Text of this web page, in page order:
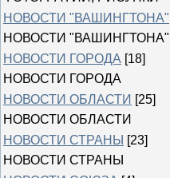
НОВОСТИ "ВАШИНГТОНА"
НОВОСТИ "ВАШИНГТОНА"
НОВОСТИ ГОРОДА [18]
НОВОСТИ ГОРОДА
НОВОСТИ ОБЛАСТИ [25]
НОВОСТИ ОБЛАСТИ
НОВОСТИ СТРАНЫ [23]
НОВОСТИ СТРАНЫ